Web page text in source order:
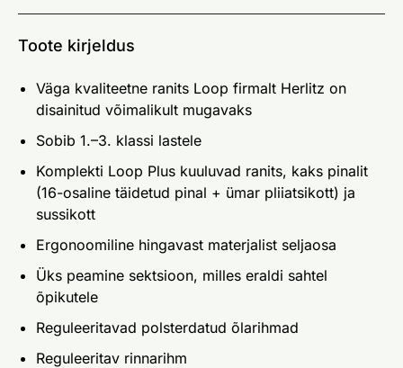
Toote kirjeldus
Väga kvaliteetne ranits Loop firmalt Herlitz on
disainitud võimalikult mugavaks
Sobib 1.–3. klassi lastele
Komplekti Loop Plus kuuluvad ranits, kaks pinalit
(16-osaline täidetud pinal + ümar pliiatsikott) ja
sussikott
Ergonoomiline hingavast materjalist seljaosa
Üks peamine sektsioon, milles eraldi sahtel
õpikutele
Reguleeritavad polsterdatud õlarihmad
Reguleeritav rinnarihm